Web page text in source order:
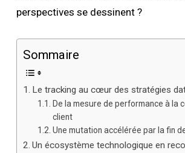
perspectives se dessinent ?
Sommaire
Le tracking au cœur des stratégies
De la mesure de performance à la
client
Une mutation accélérée par la fin
Un écosystème technologique en